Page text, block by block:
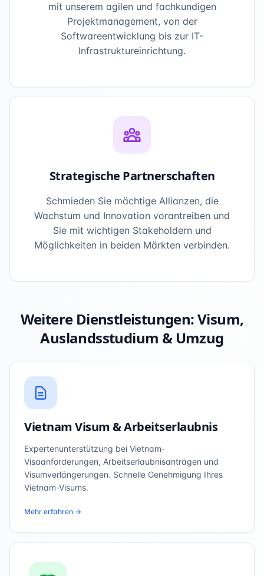
mit unserem agilen und fachkundigen
Projektmanagement, von der
Softwareentwicklung bis zur IT-
Infrastruktureinrichtung.
Strategische Partnerschaften
Schmieden Sie mächtige Allianzen, die
Wachstum und Innovation vorantreiben und
Sie mit wichtigen Stakeholdern und
Möglichkeiten in beiden Märkten verbinden.
Weitere Dienstleistungen: Visum,
Auslandsstudium & Umzug
Vietnam Visum & Arbeitserlaubnis
Expertenunterstützung bei Vietnam-
Visaanforderungen, Arbeitserlaubnisanträgen und
Visumverlängerungen. Schnelle Genehmigung Ihres
Vietnam-Visums.
Mehr erfahren →